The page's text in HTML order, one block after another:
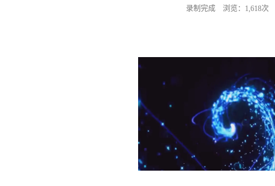
录制完成 浏览：1,618次